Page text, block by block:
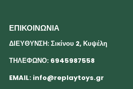
ΕΠΙΚΟΙΝΩΝΙΑ
ΔΙΕΥΘΥΝΣΗ: Σικίνου 2, Κυψέλη
ΤΗΛΕΦΩΝΟ: 6945987558
EMAIL: info@replaytoys.gr